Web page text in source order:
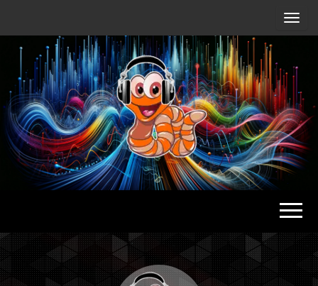
Radio